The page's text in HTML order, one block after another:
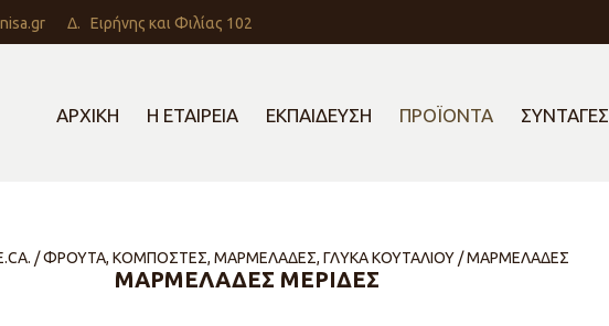
Δ. Ειρήνης και Φιλίας 102
ΑΡΧΙΚΗ Η ΕΤΑΙΡΕΙΑ ΕΚΠΑΙΔΕΥΣΗ ΠΡΟΪΟΝΤΑ ΣΥΝΤΑΓΕΣ
/ ΦΡΟΥΤΑ, ΚΟΜΠΟΣΤΕΣ, ΜΑΡΜΕΛΑΔΕΣ, ΓΛΥΚΑ ΚΟΥΤΑΛΙΟΥ / ΜΑΡΜΕΛΑΔΕΣ
ΜΑΡΜΕΛΑΔΕΣ ΜΕΡΙΔΕΣ